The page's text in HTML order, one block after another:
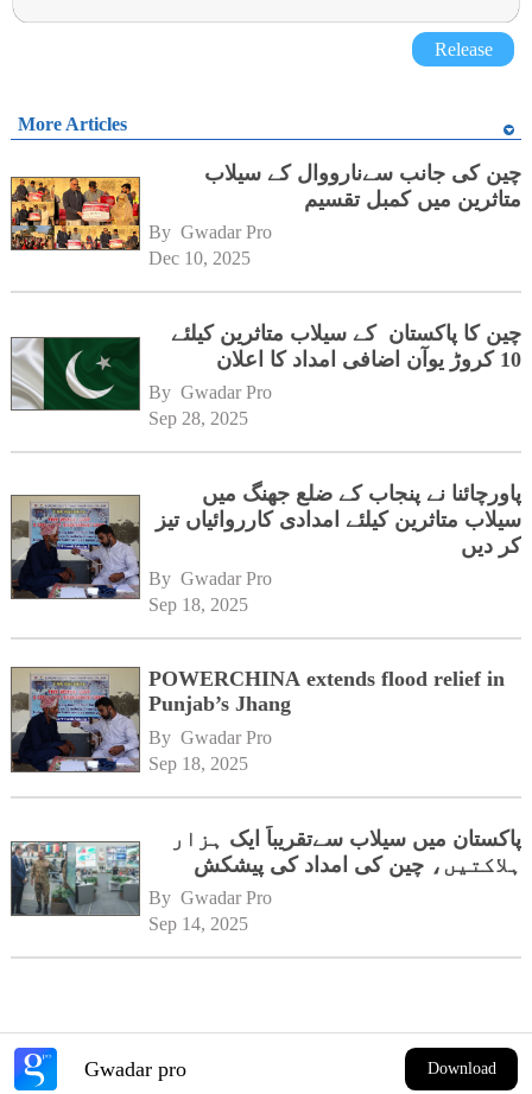
Release
More Articles
چین کی جانب سےنارووال کے سیلاب
متاثرین میں کمبل تقسیم
By Gwadar Pro
Dec 10, 2025
چین کا پاکستان کے سیلاب متاثرین کیلئے
10 کروڑ یوآن اضافی امداد کا اعلان
By Gwadar Pro
Sep 28, 2025
پاورچائنا نے پنجاب کے ضلع جھنگ میں
سیلاب متاثرین کیلئے امدادی کارروائیاں تیز
کر دیں
By Gwadar Pro
Sep 18, 2025
POWERCHINA extends flood relief in
Punjab’s Jhang
By Gwadar Pro
Sep 18, 2025
پاکستان میں سیلاب سےتقریباً ایک ہزار
ہلاکتیں، چین کی امداد کی پیشکش
By Gwadar Pro
Sep 14, 2025
Gwadar pro Download